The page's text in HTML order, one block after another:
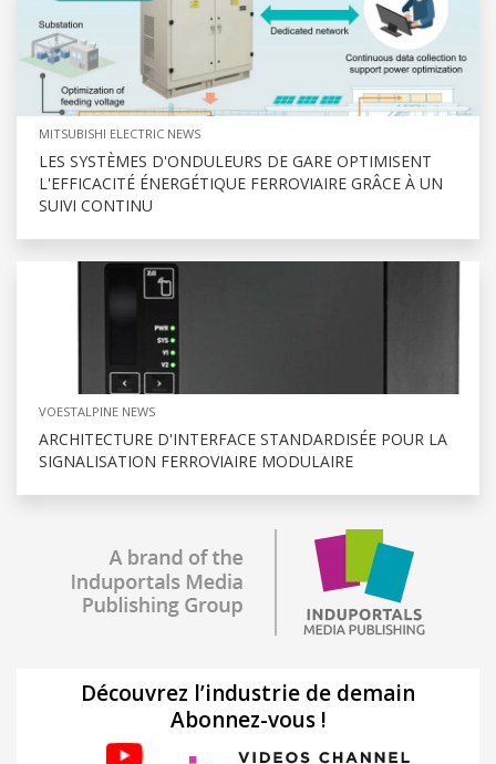
MITSUBISHI ELECTRIC NEWS
LES SYSTÈMES D'ONDULEURS DE GARE OPTIMISENT
L'EFFICACITÉ ÉNERGÉTIQUE FERROVIAIRE GRÂCE À UN
SUIVI CONTINU
VOESTALPINE NEWS
ARCHITECTURE D'INTERFACE STANDARDISÉE POUR LA
SIGNALISATION FERROVIAIRE MODULAIRE
Découvrez l’industrie de demain
Abonnez-vous !